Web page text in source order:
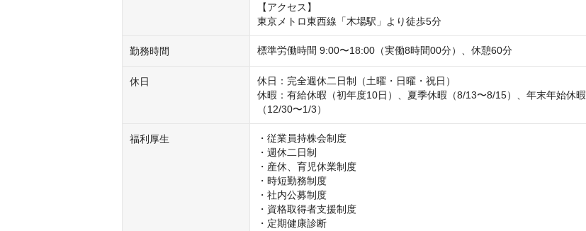
【アクセス】
東京メトロ東西線「木場駅」より徒歩5分
勤務時間 標準労働時間 9:00〜18:00（実働8時間00分）、休憩60分
休日
休日：完全週休二日制（土曜・日曜・祝日）
休暇：有給休暇（初年度10日）、夏季休暇（8/13〜8/15）、年末年始休暇
（12/30〜1/3）
福利厚生
・従業員持株会制度
・週休二日制
・産休、育児休業制度
・時短勤務制度
・社内公募制度
・資格取得者支援制度
・定期健康診断